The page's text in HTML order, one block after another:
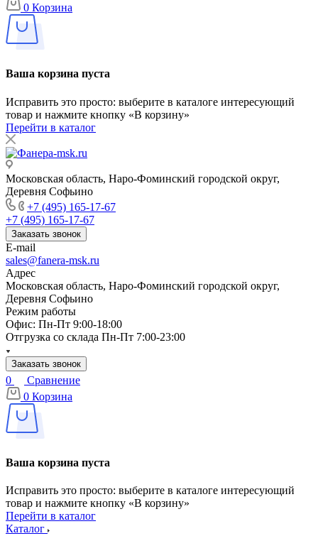
0 Корзина
Ваша корзина пуста
Исправить это просто: выберите в каталоге интересующий
товар и нажмите кнопку «В корзину»
Перейти в каталог
Московская область, Наро-Фоминский городской округ,
Деревня Софьино
+7 (495) 165-17-67
+7 (495) 165-17-67
Заказать звонок
E-mail
sales@fanera-msk.ru
Адрес
Московская область, Наро-Фоминский городской округ,
Деревня Софьино
Режим работы
Офис: Пн-Пт 9:00-18:00
Отгрузка со склада Пн-Пт 7:00-23:00
Заказать звонок
0
Сравнение
0 Корзина
Ваша корзина пуста
Исправить это просто: выберите в каталоге интересующий
товар и нажмите кнопку «В корзину»
Перейти в каталог
Каталог